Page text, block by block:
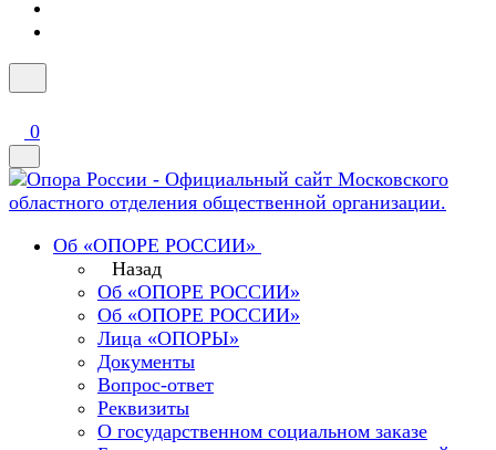
0
Об «ОПОРЕ РОССИИ»
Назад
Об «ОПОРЕ РОССИИ»
Об «ОПОРЕ РОССИИ»
Лица «ОПОРЫ»
Документы
Вопрос-ответ
Реквизиты
О государственном социальном заказе